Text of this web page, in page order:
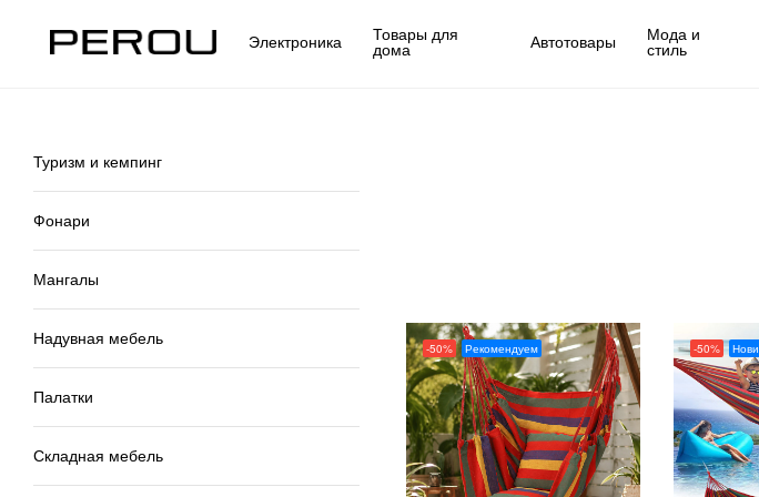
Электроника Товары для
дома Автотовары Мода и
стиль
Туризм и кемпинг
Фонари
Мангалы
Надувная мебель
Палатки
Складная мебель
-50% Рекомендуем -50%